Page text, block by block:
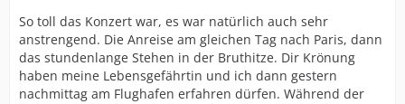
So toll das Konzert war, es war natürlich auch sehr
anstrengend. Die Anreise am gleichen Tag nach Paris, dann
das stundenlange Stehen in der Bruthitze. Dir Krönung
haben meine Lebensgefährtin und ich dann gestern
nachmittag am Flughafen erfahren dürfen. Während der